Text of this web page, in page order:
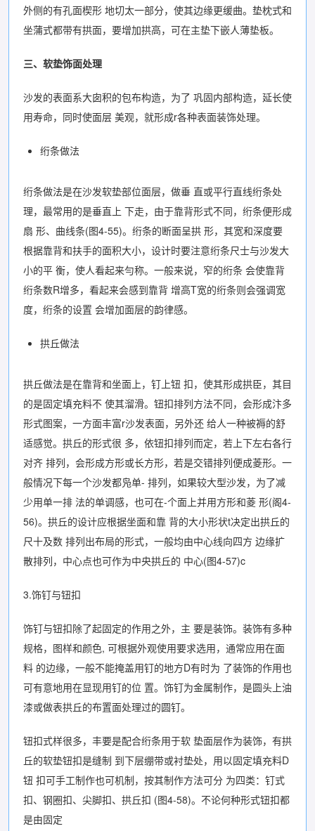
外侧的有孔面楔形 地切太一部分，使其边缘更缓曲。垫枕式和
坐蒲式都带有拱面，要增加拱高，可在主垫下嵌人薄垫板。
三、软垫饰面处理
沙发的表面系大囱积的包布构造，为了 巩固内部构造，延长使
用寿命，同时使面层 美观，就形成r各种表面装饰处理。
绗条做法
绗条做法是在沙发软垫部位面层，做垂 直或平行直线绗条处
理，最常用的是垂直上 下走，由于靠背形式不同，绗条便形成
扇 形、曲线条(图4-55)。绗条的断面呈拱 形，其宽和深度要
根据靠背和扶手的面积大小，设计时要注意绗条尺士与沙发大
小的平 衡，使人看起来勻称。一般来说，窄的绗条 会使靠背
绗条数R增多，看起来会感到靠背 增高T宽的绗条则会强调宽
度，绗条的设置 会增加面层的韵律感。
拱丘做法
拱丘做法是在靠背和坐面上，钉上钮 扣，使其形成拱臣，其目
的是固定填充料不 使其溜滑。钮扣排列方法不同，会形成汴多
形式图案，一方面丰富r沙发表面，另外还 给人一种被褥的舒
适感觉。拱丘的形式很 多，依钮扣排列而定，若上下左右各行
对齐 排列，会形成方形或长方形，若是交错排列便成菱形。一
般情况下每一个沙发都凫单- 排列，如果较大型沙发，为了减
少用单一排 法的单调感，也可在-个面上并用方形和菱 形(阁4-
56)。拱丘的设计应根据坐面和靠 背的大小形状t决定出拱丘的
尺十及数 排列出布局的形式，一般均由中心线向四方 边缘扩
散排列，中心点也可作为中央拱丘的 中心(图4-57)c
3.饰钉与钮扣
饰钉与钮扣除了起固定的作用之外，主 要是装饰。装饰有多种
规格，图样和颜色, 可根据外观使用要求选用，通常应用在面
料 的边缘，一般不能掩盖用钉的地方D有时为 了装饰的作用也
可有意地用在显现用钉的位 置。饰钉为金属制作，是圆头上油
漆或做表拱丘的布置面处理过的圆钉。
钮扣式样很多，丰要是配合绗条用于软 垫面层作为装饰，有拱
丘的软垫钮扣是缝制 到下层绷带或衬垫处，用以固定填充料D
钮 扣可手工制作也可机制，按其制作方法可分 为四类：钉式
扣、钢圈扣、尖脚扣、拱丘扣 (图4-58)。不论何种形式钮扣都
是由固定